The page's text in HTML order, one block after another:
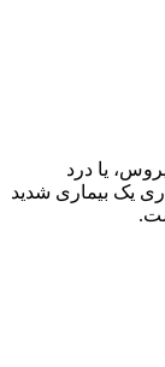
یا درد
یک بیماری شدید